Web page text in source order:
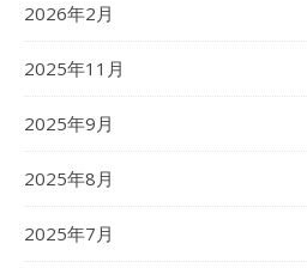
2026年2月
2025年11月
2025年9月
2025年8月
2025年7月